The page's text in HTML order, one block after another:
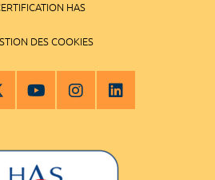
HAS
DES COOKIES